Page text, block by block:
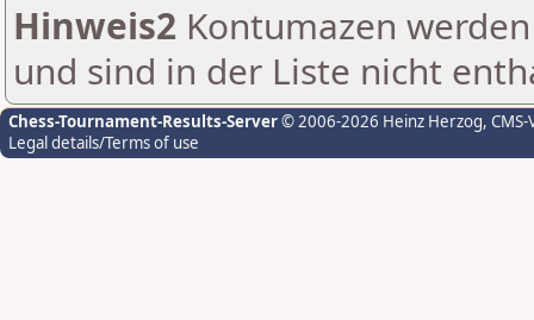
Hinweis2 Kontumazen
und sind in der Liste nicht
Chess-Tournament-Results-Server© 2006-2026 Heinz Herzog,
Legal details/Terms of use